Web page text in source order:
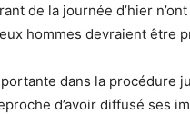
de la journée d’hier
hommes devraient être
dans la procédure
d’avoir diffusé ses